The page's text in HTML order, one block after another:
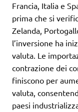
Francia, Italia e
prima che si
Zelanda,
l’inversione ha
valuta. Le
contrazione dei
finiscono per
valuta,
paesi